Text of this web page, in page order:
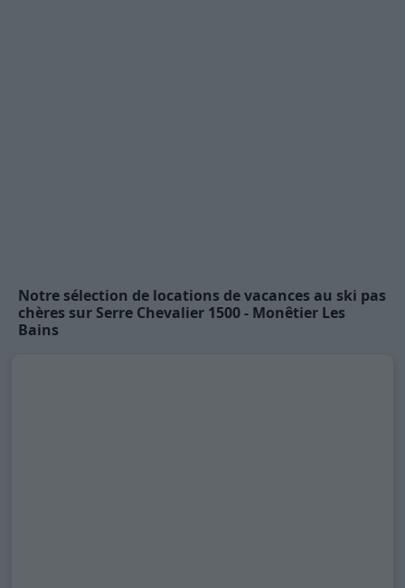
Notre sélection de locations de vacances au ski pas
chères sur Serre Chevalier 1500 - Monêtier Les
Bains